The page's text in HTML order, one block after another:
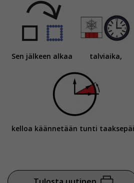
Sen jälkeen alkaa talviaika,
kelloa käännetään tunti